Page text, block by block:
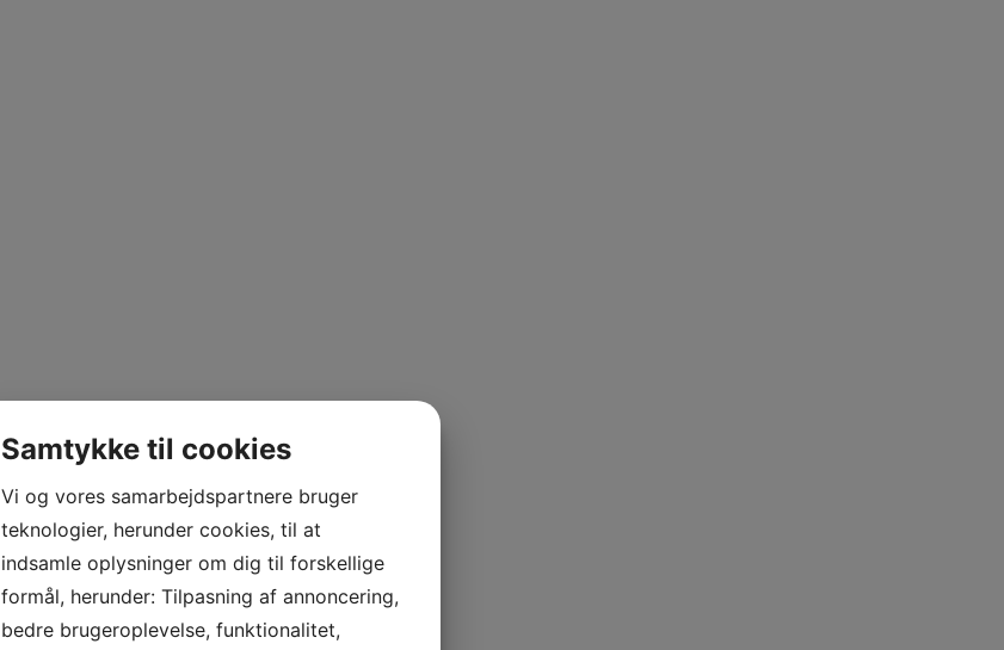
Samtykke til cookies
Vi og vores samarbejdspartnere bruger
teknologier, herunder cookies, til at
indsamle oplysninger om dig til forskellige
formål, herunder: Tilpasning af annoncering,
bedre brugeroplevelse, funktionalitet,